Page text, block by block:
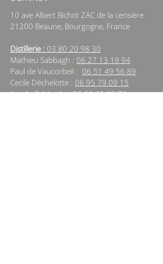
10 ave Albert Bichot ZAC de la cerisière
21200 Beaune, Bourgogne, France
Distillerie : 03 80 20 98 30
Mathieu Sabbagh : 06 27 13 19 94
Paul de Vaucorbeil : 06 51 49 56 89
Cecile Déchelotte : 06 95 79 09 15
Amelie Sabbagh :06 60 61 62 71